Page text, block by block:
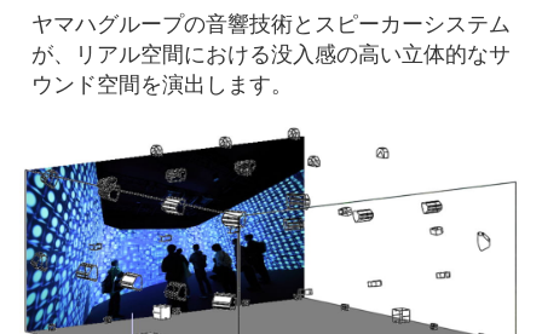
ヤマハグループの音響技術とスピーカーシステム
が、リアル空間における没入感の高い立体的なサ
ウンド空間を演出します。